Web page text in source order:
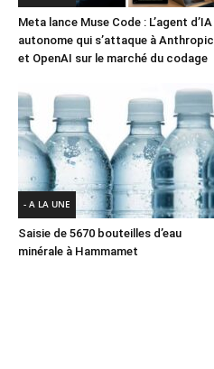
Meta lance Muse Code : L’agent d’IA
autonome qui s’attaque à Anthropic
et OpenAI sur le marché du codage
- A LA UNE
Saisie de 5670 bouteilles d’eau
minérale à Hammamet